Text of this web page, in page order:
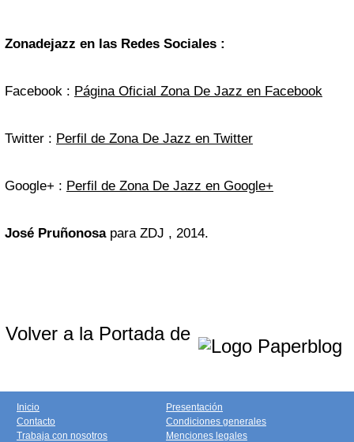
Zonadejazz en las Redes Sociales :
Facebook : Página Oficial Zona De Jazz en Facebook
Twitter : Perfil de Zona De Jazz en Twitter
Google+ : Perfil de Zona De Jazz en Google+
José Pruñonosapara ZDJ , 2014.
Volver a la Portada de
Inicio
Contacto
Trabaja con nosotros
Presentación
Condiciones generales
Menciones legales